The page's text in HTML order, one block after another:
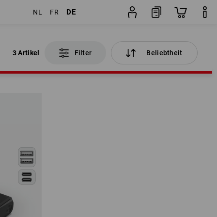
NL FR DE
3 Artikel Filter Beliebtheit
3 Artikel Filter Beliebtheit